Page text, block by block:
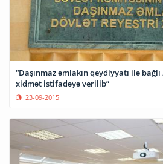
“Daşınmaz əmlakın qeydiyyatı ilə
xidmət istifadəyə verilib”
23-09-2015